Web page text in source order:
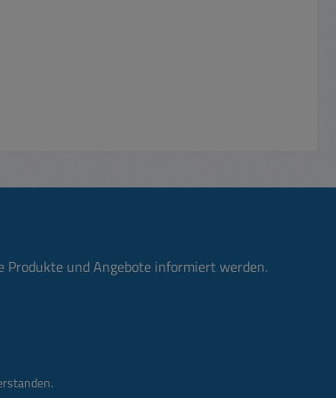
und Angebote informiert werden.